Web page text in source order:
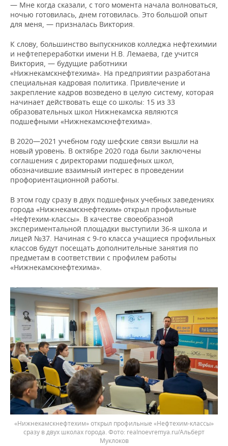
— Мне когда сказали, с того момента начала волноваться,
ночью готовилась, днем готовилась. Это большой опыт
для меня, — призналась Виктория.
К слову, большинство выпускников колледжа нефтехимии
и нефтепереработки имени Н.В. Лемаева, где учится
Виктория, — будущие работники
«Нижнекамскнефтехима». На предприятии разработана
специальная кадровая политика. Привлечение и
закрепление кадров возведено в целую систему, которая
начинает действовать еще со школы: 15 из 33
образовательных школ Нижнекамска являются
подшефными «Нижнекамскнефтехима».
В 2020—2021 учебном году шефские связи вышли на
новый уровень. В октябре 2020 года были заключены
соглашения с директорами подшефных школ,
обозначившие взаимный интерес в проведении
профориентационной работы.
В этом году сразу в двух подшефных учебных заведениях
города «Нижнекамскнефтехим» открыл профильные
«Нефтехим-классы». В качестве своеобразной
экспериментальной площадки выступили 36-я школа и
лицей №37. Начиная с 9-го класса учащиеся профильных
классов будут посещать дополнительные занятия по
предметам в соответствии с профилем работы
«Нижнекамскнефтехима».
«Нижнекамскнефтехим» открыл профильные «Нефтехим-классы»
сразу в двух школах города.
realnoevremya.ru/Альберт
Муклоков